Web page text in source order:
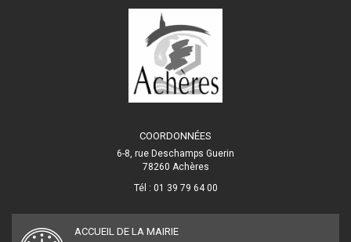
COORDONNÉES
6-8, rue Deschamps Guerin
78260 Achères
Tél : 01 39 79 64 00
ACCUEIL DE LA MAIRIE